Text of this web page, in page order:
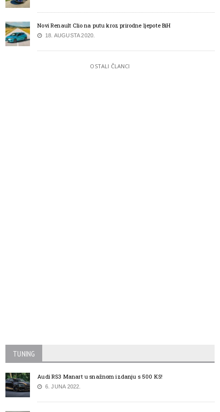
Novi Renault Clio na putu kroz prirodne ljepote BiH
18. AUGUSTA 2020.
OSTALI ČLANCI
TUNING
Audi RS3 Manart u snažnom izdanju s 500 KS!
6. JUNA 2022.